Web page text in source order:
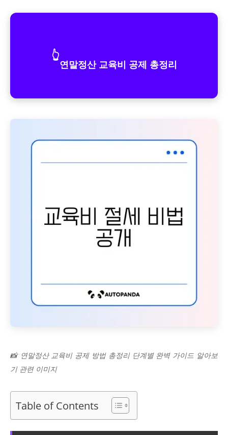
👆
연말정산 교육비 공제 총정리
📸 연말정산 교육비 공제 방법 총정리 단계별 완벽 가이드 알아보
기 관련 이미지
Table of Contents